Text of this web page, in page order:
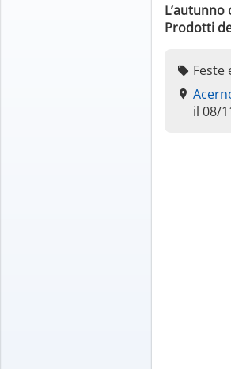
Prodotti
Feste
il 08/